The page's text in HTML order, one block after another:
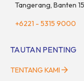
Tangerang, Banten
+6221 - 5315 9000
TAUTAN PENTING
TENTANG KAMI